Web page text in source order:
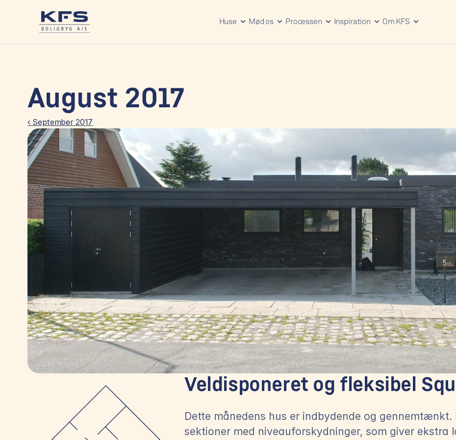
Huse Mød os Processen Inspiration Om KFS
August 2017
‹ September 2017
Veldisponeret og fleksibel
Dette månedens hus er indbydende og
sektioner med niveauforskydninger, som giver